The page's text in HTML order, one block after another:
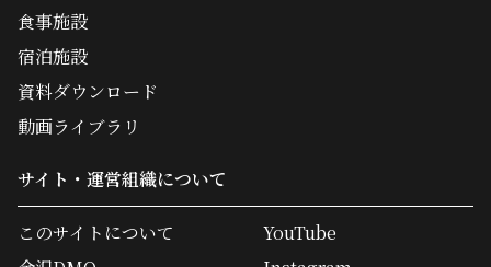
食事施設
宿泊施設
資料ダウンロード
動画ライブラリ
サイト・運営組織について
このサイトについて
YouTube